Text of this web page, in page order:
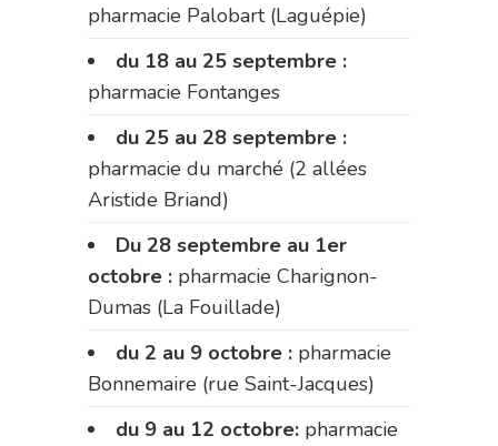
pharmacie Palobart (Laguépie)
du 18 au 25 septembre :
pharmacie Fontanges
du 25 au 28 septembre :
pharmacie du marché (2 allées
Aristide Briand)
Du 28 septembre au 1er
octobre : pharmacie Charignon-
Dumas (La Fouillade)
du 2 au 9 octobre : pharmacie
Bonnemaire (rue Saint-Jacques)
du 9 au 12 octobre: pharmacie